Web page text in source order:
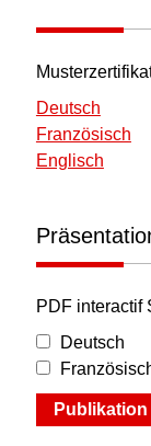
Deutsch
Französisch
Englisch
PDF interactif
Deutsch